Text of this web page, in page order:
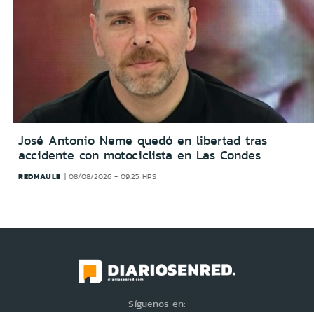
José Antonio Neme quedó en libertad tras
accidente con motociclista en Las Condes
REDMAULE 08/08/2026 - 09:25 HRS
Síguenos en: